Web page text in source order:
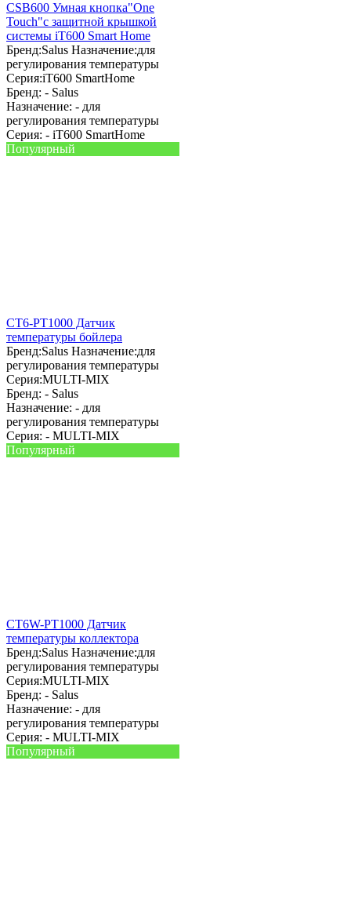
CSB600 Умная кнопка"One
Touch"с защитной крышкой
системы iT600 Smart Home
Бренд:Salus Назначение:для
регулирования температуры
Серия:iT600 SmartHome
Бренд: - Salus
Назначение: - для
регулирования температуры
Серия: - iT600 SmartHome
Популярный
CT6-PT1000 Датчик
температуры бойлера
Бренд:Salus Назначение:для
регулирования температуры
Серия:MULTI-MIX
Бренд: - Salus
Назначение: - для
регулирования температуры
Серия: - MULTI-MIX
Популярный
CT6W-PT1000 Датчик
температуры коллектора
Бренд:Salus Назначение:для
регулирования температуры
Серия:MULTI-MIX
Бренд: - Salus
Назначение: - для
регулирования температуры
Серия: - MULTI-MIX
Популярный